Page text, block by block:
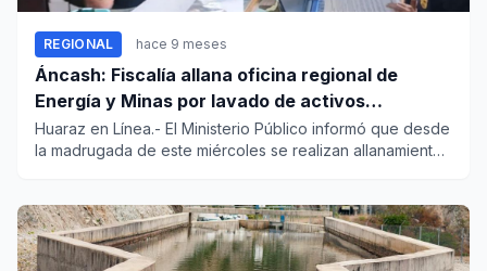
REGIONAL hace 9 meses
Áncash: Fiscalía allana oficina regional de
Energía y Minas por lavado de activos
vinculado a minería ilegal
Huaraz en Línea.- El Ministerio Público informó que desde
la madrugada de este miércoles se realizan allanamientos